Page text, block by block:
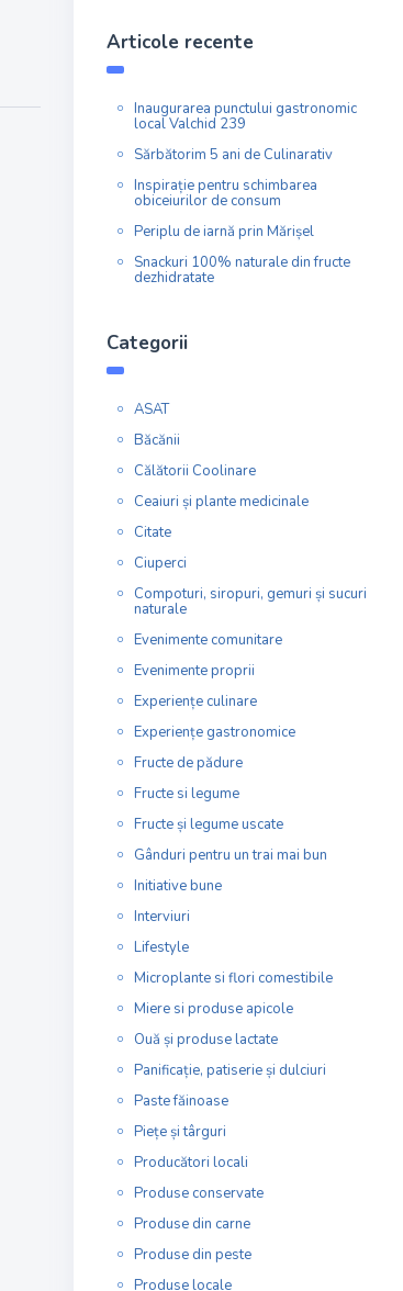
Articole recente
Inaugurarea punctului gastronomic
local Valchid 239
Sărbătorim 5 ani de Culinarativ
Inspirație pentru schimbarea
obiceiurilor de consum
Periplu de iarnă prin Mărișel
Snackuri 100% naturale din fructe
dezhidratate
Categorii
ASAT
Băcănii
Călătorii Coolinare
Ceaiuri și plante medicinale
Citate
Ciuperci
Compoturi, siropuri, gemuri și sucuri
naturale
Evenimente comunitare
Evenimente proprii
Experiențe culinare
Experiențe gastronomice
Fructe de pădure
Fructe si legume
Fructe și legume uscate
Gânduri pentru un trai mai bun
Initiative bune
Interviuri
Lifestyle
Microplante si flori comestibile
Miere si produse apicole
Ouă și produse lactate
Panificație, patiserie și dulciuri
Paste făinoase
Piețe și târguri
Producători locali
Produse conservate
Produse din carne
Produse din peste
Produse locale